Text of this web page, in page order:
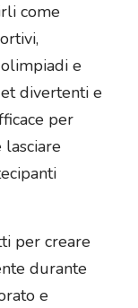
come
e
divertenti e
per
per creare
durante
e